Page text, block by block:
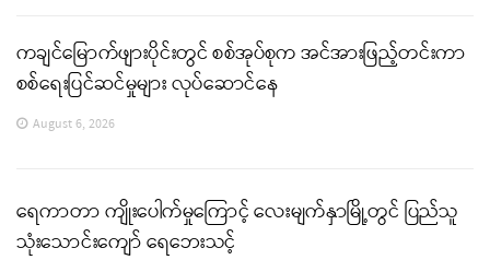
ကချင်မြောက်ဖျားပိုင်းတွင် စစ်အုပ်စုက အင်အားဖြည့်တင်းကာ
စစ်ရေးပြင်ဆင်မှုများ လုပ်ဆောင်နေ
August 6, 2026
ရေကာတာ ကျိုးပေါက်မှုကြောင့် လေးမျက်နှာမြို့တွင် ပြည်သူ
သုံးသောင်းကျော် ရေဘေးသင့်